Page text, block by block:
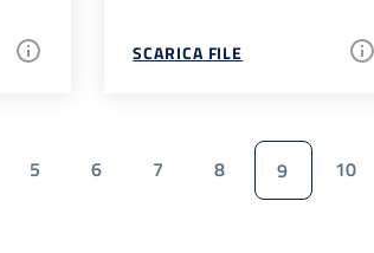
SCARICA FILE
5 6 7 8 9 10